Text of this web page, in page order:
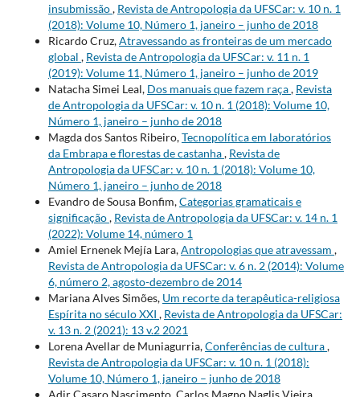
insubmissão, Revista de Antropologia da UFSCar: v. 10 n. 1
(2018): Volume 10, Número 1, janeiro – junho de 2018
Ricardo Cruz,Atravessando as fronteiras de um mercado
global , Revista de Antropologia da UFSCar: v. 11 n. 1
(2019): Volume 11, Número 1, janeiro – junho de 2019
Natacha Simei Leal, Dos manuais que fazem raça, Revista
de Antropologia da UFSCar: v. 10 n. 1 (2018): Volume 10,
Número 1, janeiro – junho de 2018
Magda dos Santos Ribeiro,Tecnopolítica em laboratórios
da Embrapa e florestas de castanha, Revista de
Antropologia da UFSCar: v. 10 n. 1 (2018): Volume 10,
Número 1, janeiro – junho de 2018
Evandro de Sousa Bonfim,Categorias gramaticais e
significação, Revista de Antropologia da UFSCar: v. 14 n. 1
(2022): Volume 14, número 1
Amiel Ernenek Mejía Lara,Antropologias que atravessam ,
Revista de Antropologia da UFSCar: v. 6 n. 2 (2014): Volume
6, número 2, agosto-dezembro de 2014
Mariana Alves Simões, Um recorte da terapêutica-religiosa
Espírita no século XXI , Revista de Antropologia da UFSCar:
v. 13 n. 2 (2021): 13 v.2 2021
Lorena Avellar de Muniagurria,Conferências de cultura,
Revista de Antropologia da UFSCar: v. 10 n. 1 (2018):
Volume 10, Número 1, janeiro – junho de 2018
Adir Casaro Nascimento, Carlos Magno Naglis Vieira,